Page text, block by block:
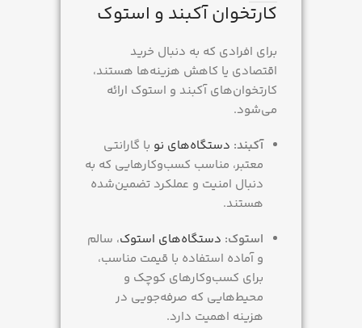
کارتخوان آکبند و استوک
برای افرادی که به دنبال خرید
اقتصادی یا کاهش هزینه‌ها هستند،
کارتخوان‌های آکبند و استوک ارائه
می‌شود.
آکبند: دستگاه‌های نو با گارانتی
معتبر، مناسب کسب‌وکارهایی که به
دنبال امنیت و عملکرد تضمین‌شده
هستند.
استوک: دستگاه‌های استوک، سالم
و آماده استفاده با قیمت مناسب،
برای کسب‌وکارهای کوچک و
محیط‌هایی که صرفه‌جویی در
هزینه اهمیت دارد.